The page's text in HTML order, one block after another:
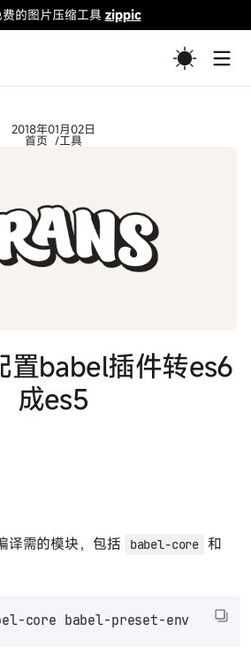
的图片压缩工具 zippic
2018年01月02日
首页 工具
babel插件转es6
成es5
译需的模块，包括 babel-core 和
core babel-preset-env